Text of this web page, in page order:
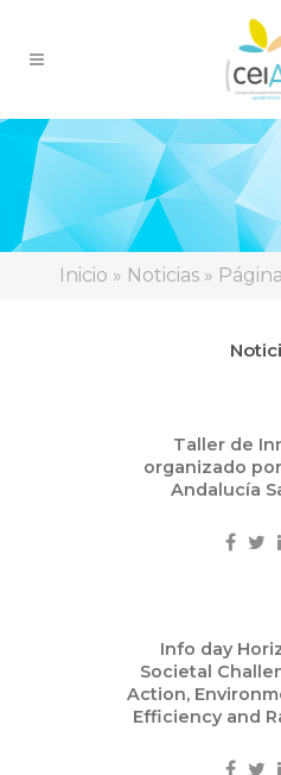
Inicio » Noticias »
Taller de
organizado
Andalucía
30
2015
Eventos
Info day
Societal
Action,
Efficiency and